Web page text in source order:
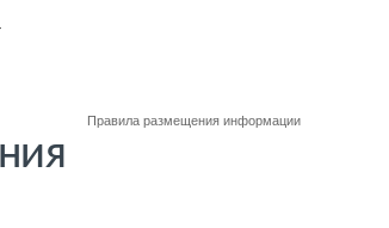
Правила размещения информации